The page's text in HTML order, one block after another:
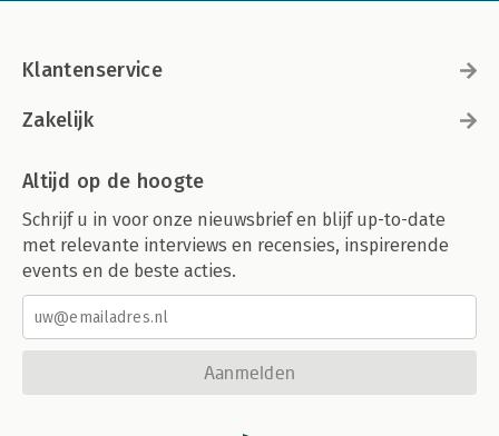
Klantenservice
Zakelijk
Altijd op de hoogte
Schrijf u in voor onze nieuwsbrief en blijf up-to-date
met relevante interviews en recensies, inspirerende
events en de beste acties.
Aanmelden